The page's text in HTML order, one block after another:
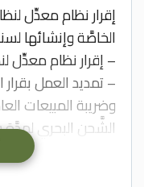
إقرار نظام معدِّل
الخاصَّة وإنشائها لسنة
– إقرار نظام معدِّل
– تمديد العمل
وضريبة المبيعات
الشَّحن البحري
– إحالة مدير عام
العموش إلى